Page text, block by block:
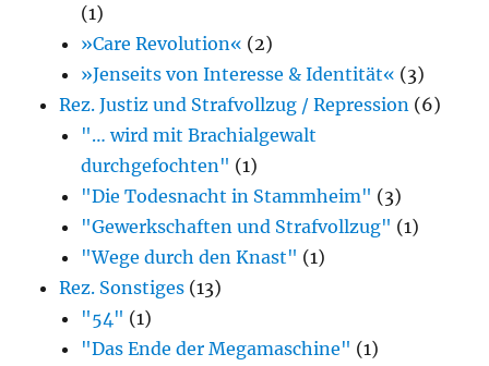
(1)
»Care Revolution« (2)
»Jenseits von Interesse & Identität« (3)
Rez. Justiz und Strafvollzug / Repression (6)
"… wird mit Brachialgewalt
durchgefochten" (1)
"Die Todesnacht in Stammheim" (3)
"Gewerkschaften und Strafvollzug" (1)
"Wege durch den Knast" (1)
Rez. Sonstiges (13)
"54" (1)
"Das Ende der Megamaschine" (1)